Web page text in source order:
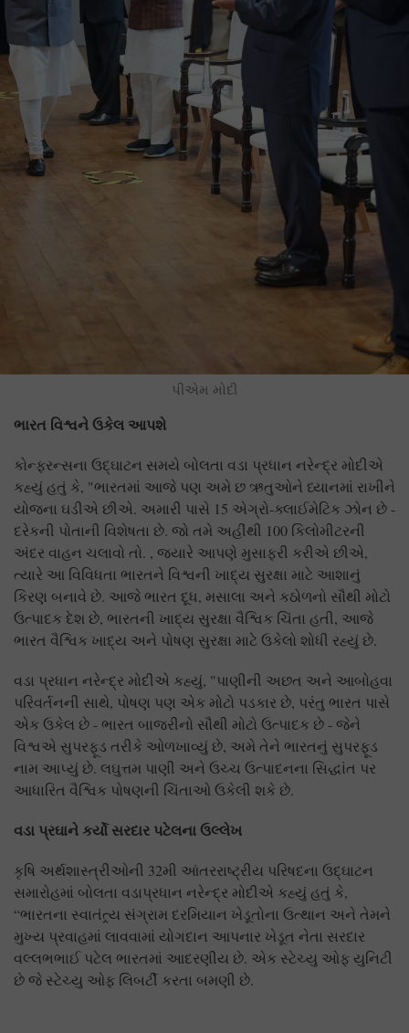
પીએમ મોદી
ભારત વિશ્વને ઉકેલ આપશે
કોન્ફરન્સના ઉદ્ઘાટન સમયે બોલતા વડા પ્રધાન નરેન્દ્ર મોદીએ
કહ્યું હતું કે, "ભારતમાં આજે પણ અમે છ ઋતુઓને ધ્યાનમાં રાખીને
યોજના ઘડીએ છીએ. અમારી પાસે 15 એગ્રો-ક્લાઈમેટિક ઝોન છે -
દરેકની પોતાની વિશેષતા છે. જો તમે અહીંથી 100 કિલોમીટરની
અંદર વાહન ચલાવો તો. , જ્યારે આપણે મુસાફરી કરીએ છીએ,
ત્યારે આ વિવિધતા ભારતને વિશ્વની ખાદ્ય સુરક્ષા માટે આશાનું
કિરણ બનાવે છે. આજે ભારત દૂધ, મસાલા અને કઠોળનો સૌથી મોટો
ઉત્પાદક દેશ છે, ભારતની ખાદ્ય સુરક્ષા વૈશ્વિક ચિંતા હતી, આજે
ભારત વૈશ્વિક ખાદ્ય અને પોષણ સુરક્ષા માટે ઉકેલો શોધી રહ્યું છે.
વડા પ્રધાન નરેન્દ્ર મોદીએ કહ્યું, "પાણીની અછત અને આબોહવા
પરિવર્તનની સાથે, પોષણ પણ એક મોટો પડકાર છે, પરંતુ ભારત પાસે
એક ઉકેલ છે - ભારત બાજરીનો સૌથી મોટો ઉત્પાદક છે - જેને
વિશ્વએ સુપરફૂડ તરીકે ઓળખાવ્યું છે, અમે તેને ભારતનું સુપરફૂડ
નામ આપ્યું છે. લઘુત્તમ પાણી અને ઉચ્ચ ઉત્પાદનના સિદ્ધાંત પર
આધારિત વૈશ્વિક પોષણની ચિંતાઓ ઉકેલી શકે છે.
વડા પ્રઘાને કર્યો સરદાર પટેલના ઉલ્લેખ
કૃષિ અર્થશાસ્ત્રીઓની 32મી આંતરરાષ્ટ્રીય પરિષદના ઉદ્ઘાટન
સમારોહમાં બોલતા વડાપ્રધાન નરેન્દ્ર મોદીએ કહ્યું હતું કે,
“ભારતના સ્વાતંત્ર્ય સંગ્રામ દરમિયાન ખેડૂતોના ઉત્થાન અને તેમને
મુખ્ય પ્રવાહમાં લાવવામાં યોગદાન આપનાર ખેડૂત નેતા સરદાર
વલ્લભભાઈ પટેલ ભારતમાં આદરણીય છે. એક સ્ટેચ્યુ ઓફ યુનિટી
છે જે સ્ટેચ્યુ ઓફ લિબર્ટી કરતા બમણી છે.